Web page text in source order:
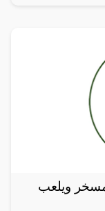
ويلعب